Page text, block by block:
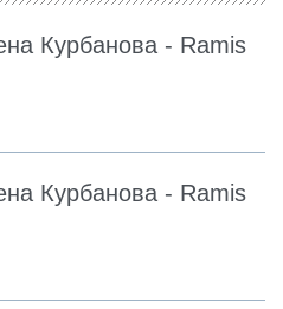
Курбанова - Ramis
Курбанова - Ramis